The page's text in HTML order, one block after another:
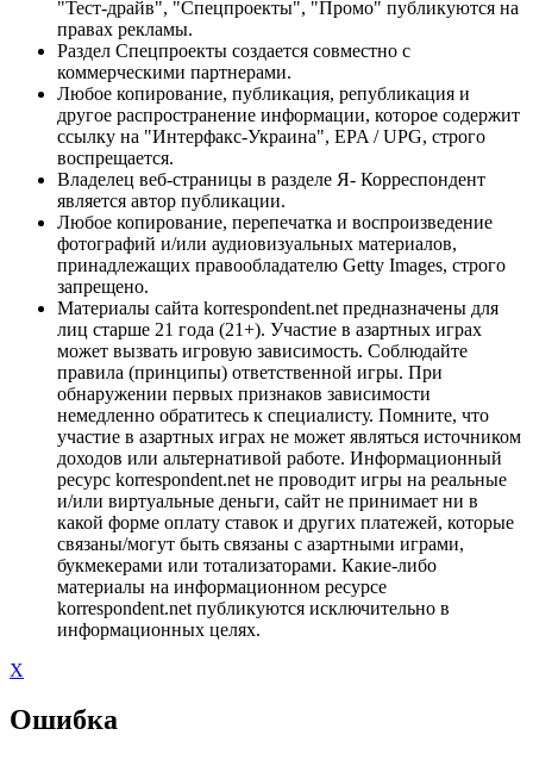
"Тест-драйв", "Спецпроекты", "Промо" публикуются на
правах рекламы.
Раздел Спецпроекты создается совместно с
коммерческими партнерами.
Любое копирование, публикация, републикация и
другое распространение информации, которое содержит
ссылку на "Интерфакс-Украина", EPA / UPG, строго
воспрещается.
Владелец веб-страницы в разделе Я- Корреспондент
является автор публикации.
Любое копирование, перепечатка и воспроизведение
фотографий и/или аудиовизуальных материалов,
принадлежащих правообладателю Getty Images, строго
запрещено.
Материалы сайта korrespondent.net предназначены для
лиц старше 21 года (21+). Участие в азартных играх
может вызвать игровую зависимость. Соблюдайте
правила (принципы) ответственной игры. При
обнаружении первых признаков зависимости
немедленно обратитесь к специалисту. Помните, что
участие в азартных играх не может являться источником
доходов или альтернативой работе. Информационный
ресурс korrespondent.net не проводит игры на реальные
и/или виртуальные деньги, сайт не принимает ни в
какой форме оплату ставок и других платежей, которые
связаны/могут быть связаны с азартными играми,
букмекерами или тотализаторами. Какие-либо
материалы на информационном ресурсе
korrespondent.net публикуются исключительно в
информационных целях.
X
Ошибка